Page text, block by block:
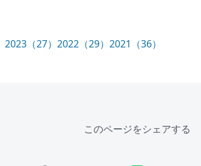
2023（27） 2022（29） 2021（36）
このページをシェアする